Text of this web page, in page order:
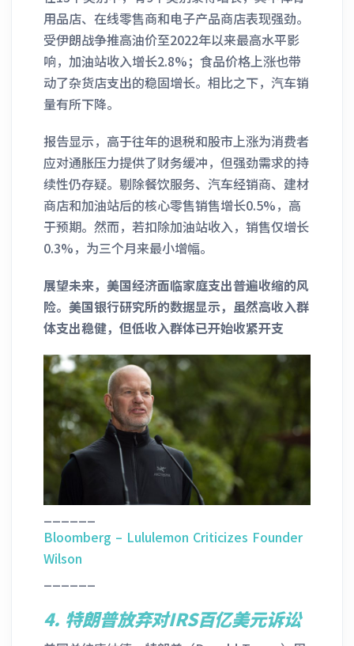
用品店、在线零售商和电子产品商店表现强劲。
受伊朗战争推高油价至2022年以来最高水平影
响，加油站收入增长2.8%；食品价格上涨也带
动了杂货店支出的稳固增长。相比之下，汽车销
量有所下降。
报告显示，高于往年的退税和股市上涨为消费者
应对通胀压力提供了财务缓冲，但强劲需求的持
续性仍存疑。剔除餐饮服务、汽车经销商、建材
商店和加油站后的核心零售销售增长0.5%，高
于预期。然而，若扣除加油站收入，销售仅增长
0.3%，为三个月来最小增幅。
展望未来，美国经济面临家庭支出普遍收缩的风
险。美国银行研究所的数据显示，虽然高收入群
体支出稳健，但低收入群体已开始收紧开支
Bloomberg – Lululemon Criticizes Founder
Wilson
4. 特朗普放弃对IRS百亿美元诉讼